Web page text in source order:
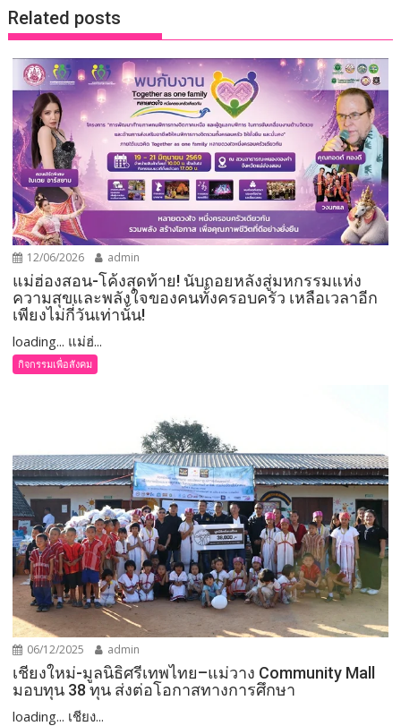
Related posts
12/06/2026 admin
แม่ฮ่องสอน-โค้งสุดท้าย! นับถอยหลังสู่มหกรรมแห่ง
ความสุขและพลังใจของคนทั้งครอบครัว เหลือเวลาอีก
เพียงไม่กี่วันเท่านั้น!
loading... แม่ฮ่...
กิจกรรมเพื่อสังคม
06/12/2025 admin
เชียงใหม่-มูลนิธิศรีเทพไทย–แม่วาง Community Mall
มอบทุน 38 ทุน ส่งต่อโอกาสทางการศึกษา
loading... เชียง...